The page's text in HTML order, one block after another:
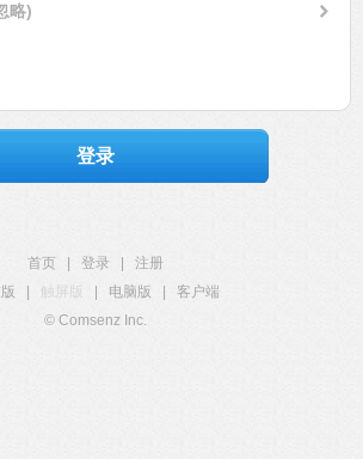
略)
登录
首页 登录
注册
触屏版 电脑版
客户端
© Comsenz Inc.